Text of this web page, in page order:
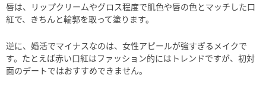
唇は、リップクリームやグロス程度で肌色や唇の色とマッチした口
紅で、きちんと輪郭を取って塗ります。
逆に、婚活でマイナスなのは、女性アピールが強すぎるメイクで
す。たとえば赤い口紅はファッション的にはトレンドですが、初対
面のデートではおすすめできません。